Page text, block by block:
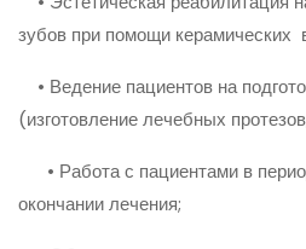
зубов при помощи керамических
• Ведение пациентов на
(изготовление лечебных
• Работа с пациентами в
окончании лечения;